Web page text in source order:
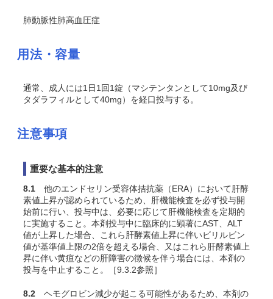
肺動脈性肺高血圧症
用法・容量
通常、成人には1日1回1錠（マシテンタンとして10mg及び
タダラフィルとして40mg）を経口投与する。
注意事項
重要な基本的注意
8.1 他のエンドセリン受容体拮抗薬（ERA）において肝酵
素値上昇が認められているため、肝機能検査を必ず投与開
始前に行い、投与中は、必要に応じて肝機能検査を定期的
に実施すること。本剤投与中に臨床的に顕著にAST、ALT
値が上昇した場合、これら肝酵素値上昇に伴いビリルビン
値が基準値上限の2倍を超える場合、又はこれら肝酵素値上
昇に伴い黄疸などの肝障害の徴候を伴う場合には、本剤の
投与を中止すること。［9.3.2参照］
8.2 ヘモグロビン減少が起こる可能性があるため、本剤の